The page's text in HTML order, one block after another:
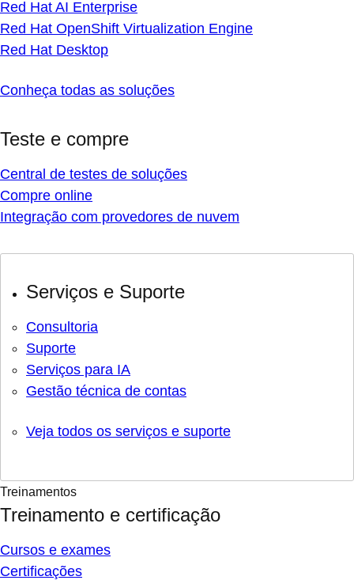
Red Hat AI Enterprise
Red Hat OpenShift Virtualization Engine
Red Hat Desktop
Conheça todas as soluções
Teste e compre
Central de testes de soluções
Compre online
Integração com provedores de nuvem
Serviços e Suporte
Consultoria
Suporte
Serviços para IA
Gestão técnica de contas
Veja todos os serviços e suporte
Treinamentos
Treinamento e certificação
Cursos e exames
Certificações